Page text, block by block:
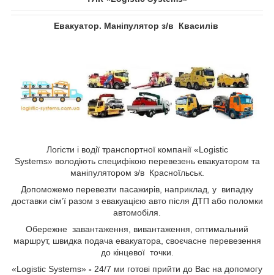
Евакуатор. Маніпулятор з/в Квасилів​​​​​​​
Логісти і водії транспортної компанії «Logistic
Systems» володіють специфікою перевезень евакуатором та
маніпулятором з/в Красноїльськ.
Допоможемо перевезти пасажирів, наприклад, у випадку
доставки сім’ї разом з евакуацією авто після ДТП або поломки
автомобіля.
Обережне завантаження, вивантаження, оптимальний
маршрут, швидка подача евакуатора, своєчасне перевезення
до кінцевої точки.
«Logistic Systems» - 24/7 ми готові прийти до Вас на допомогу